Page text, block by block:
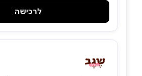
לרכישה